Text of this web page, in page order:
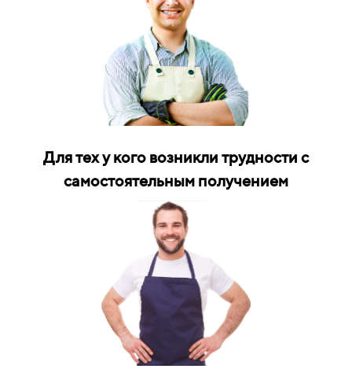
Для тех у кого возникли трудности с
самостоятельным получением